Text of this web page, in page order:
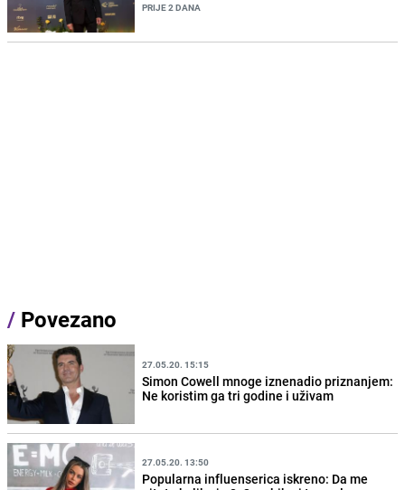
PRIJE 2 DANA
/ Povezano
27.05.20. 15:15
Simon Cowell mnoge iznenadio priznanjem:
Ne koristim ga tri godine i uživam
27.05.20. 13:50
Popularna influenserica iskreno: Da me